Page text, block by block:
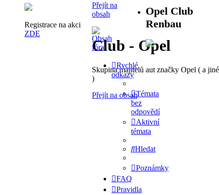
Registrace na akci
ZDE
Přejít na
obsah
Club - Opel
Skupina majitelů aut značky Opel ( a jiné
)
Přejít na obsah
Rychlé
odkazy
Témata
bez
odpovědí
Aktivní
témata
Hledat
Poznámky
FAQ
Pravidla
Opel Club
Renbau